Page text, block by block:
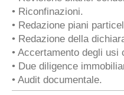
• Riconfinazioni.
• Redazione piani
• Redazione della
• Accertamento degli usi
• Due diligence
• Audit documentale.